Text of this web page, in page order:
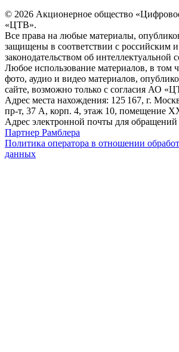
© 2026 Акционерное общество
«ЦТВ».
Все права на любые материалы,
защищены в соответствии с российским
законодательством об интеллектуальной
Любое использование материалов, в том
фото, аудио и видео материалов,
сайте, возможно только с согласия АО
Адрес места нахождения: 125 167, г.
пр-т, 37 А, корп. 4, этаж 10, помещение
Адрес электронной почты для
Партнер Рамблера
Политика оператора в отношении
данных